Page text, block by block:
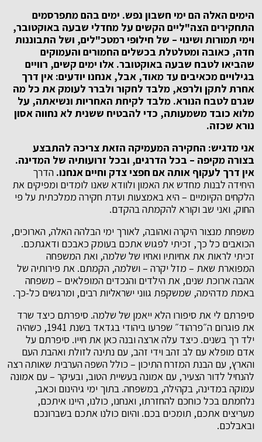
הימים האלה הם ימי חשבון נפש. ימים בהם מתפרסמים
התחקירים הצה"ליים הקשים על מחדלי שבעה באוקטובר,
וימי תמורות ושינוי – של חילופי רמטכ"לים, ושל התבוננות
חדה, כאובה ומטלטלת בכשלים החמורים והעמוקים
שהביאו לטבח שבעה באוקטובר. אלו ימים קשים, רוויים
בגילויים מכאיבים עד מאוד, אבל, אנחנו יודעים: אין דרך
אחרת לתקן ולרפא, מלבד לחקור ולברר לעומק את כל מה
שגרם לטבח הנורא. מלבד לקיחת האחריות ונשיאתה, על
מלוא כובד משמעותה, כדי להבטיח ששנית לא נחווה אסון
נורא שכזה.
אני מדגיש: החקירה המעמיקה הזאת צריכה להתבצע
בצורה מקיפה – בכל הדרגים, ובכל זרועותיה של המדינה.
אין דרך לעקוף אותה אם חפצי צדק וחיים אנחנו. הדרך
היחידה לבנות מחדש את האמון ולוודא שאנו לומדים ומפיקים את
הלקחים הקיומיים – היא באמצעות ועדת חקירה ממלכתית על פי
החוק, ואני שב וקורא להקמתה בהקדם.
משפחת מנצור היקרה ואהובה, לאורך ימי הבלהה האלה, הארוכים,
הכואבים כל כך, זכיתי לפגוש אתכם בעומק כאבכם ודאגתכם.
זכיתי לראות את אחיותיו ואחיו של שלמה, ואת המשפחה
המפוארת שאת – מזל יקרה – ושלמה, הקמתם. את פירותיה של
אהבה ארוכת שנים, את הילדים והנכדים המופלאים – משפחה
באמת מדהימה, שמשקפת גווני ישראליות רבים, ומרגשים כל-כך.
סיפרתם לי את סיפורו הלא ייאמן של שלמה. סיפרתם כיצד שרד
את פוגרום ה״פרהוד״ שפרעו ביהודי בגדאד בשנת 1941, כשהיה
ילד רך בשנים. כיצד עלה ארצה ובנה כאן את חייו. סיפרתם על
אדם מופלא עם לב זהב וידי זהב, עם נתינה לזולת ואהבת העם
והארץ, עם הבנת המזרח התיכון – כולל השפה הערבית שאותה רצה
להנחיל לדור הצעיר, עם אמונה בעשיית הטוב, ובעיקר – עם אמונה
עמוקה במדינה, בקהילה, במשפחה. בתוך ימי גיהינום וכאב,
נלחמתם בכל כוחכם להחזרתו, ואנחנו, כולנו, היינו איתכם,
מעריצים אתכם, תומכים בכם. והיום כולנו אתכם בשברונכם
ובאבלכם.